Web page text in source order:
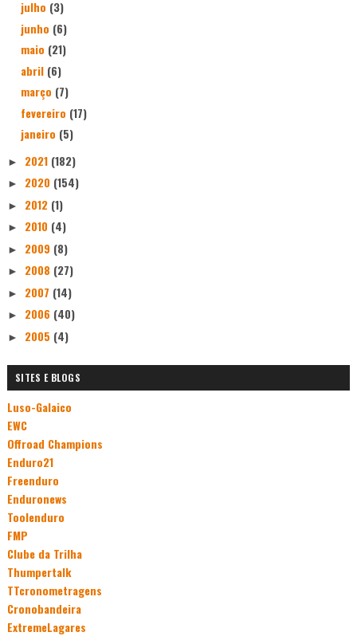
julho (3)
junho (6)
maio (21)
abril (6)
março (7)
fevereiro (17)
janeiro (5)
► 2021 (182)
► 2020 (154)
► 2012 (1)
► 2010 (4)
► 2009 (8)
► 2008 (27)
► 2007 (14)
► 2006 (40)
► 2005 (4)
SITES E BLOGS
Luso-Galaico
EWC
Offroad Champions
Enduro21
Freenduro
Enduronews
Toolenduro
FMP
Clube da Trilha
Thumpertalk
TTcronometragens
Cronobandeira
ExtremeLagares